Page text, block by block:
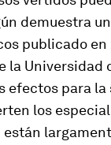
demuestra
publicado en
la Universidad
efectos para
los
están